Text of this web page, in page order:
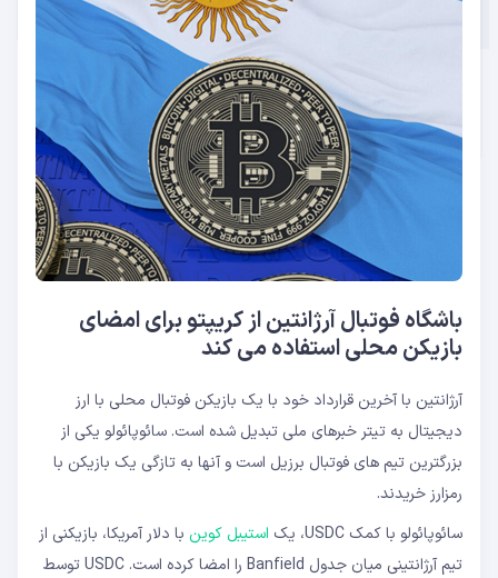
تلاش برای منحرف کردن محدودیت های ارزی
باشگاه فوتبال آرژانتین از کریپتو برای امضای
بازیکن محلی استفاده می کند
آرژانتین با آخرین قرارداد خود با یک بازیکن فوتبال محلی با ارز
دیجیتال به تیتر خبرهای ملی تبدیل شده است. سائوپائولو یکی از
بزرگترین تیم های فوتبال برزیل است و آنها به تازگی یک بازیکن با
رمزارز خریدند.
سائوپائولو با کمک USDC، یک
استیبل کوین با دلار آمریکا، بازیکنی از
تیم آرژانتینی میان‌ جدول Banfield را امضا کرده است. USDC توسط